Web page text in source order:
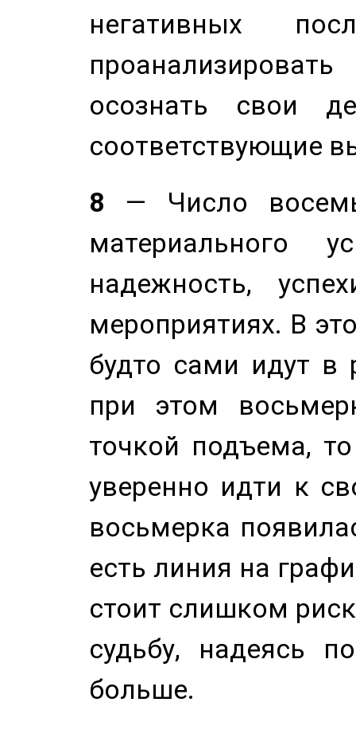
негативных
осознать свои
соответствующие
8 — Число
материального
надежность,
мероприятиях. В
будто сами идут в
при этом
точкой подъема,
уверенно идти к
восьмерка
есть линия на
стоит слишком
судьбу, надеясь
больше.